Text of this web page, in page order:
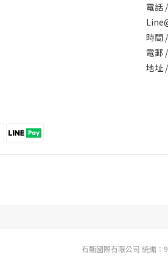
電話
時間
電郵
地址
有甄國際有限公司 統編